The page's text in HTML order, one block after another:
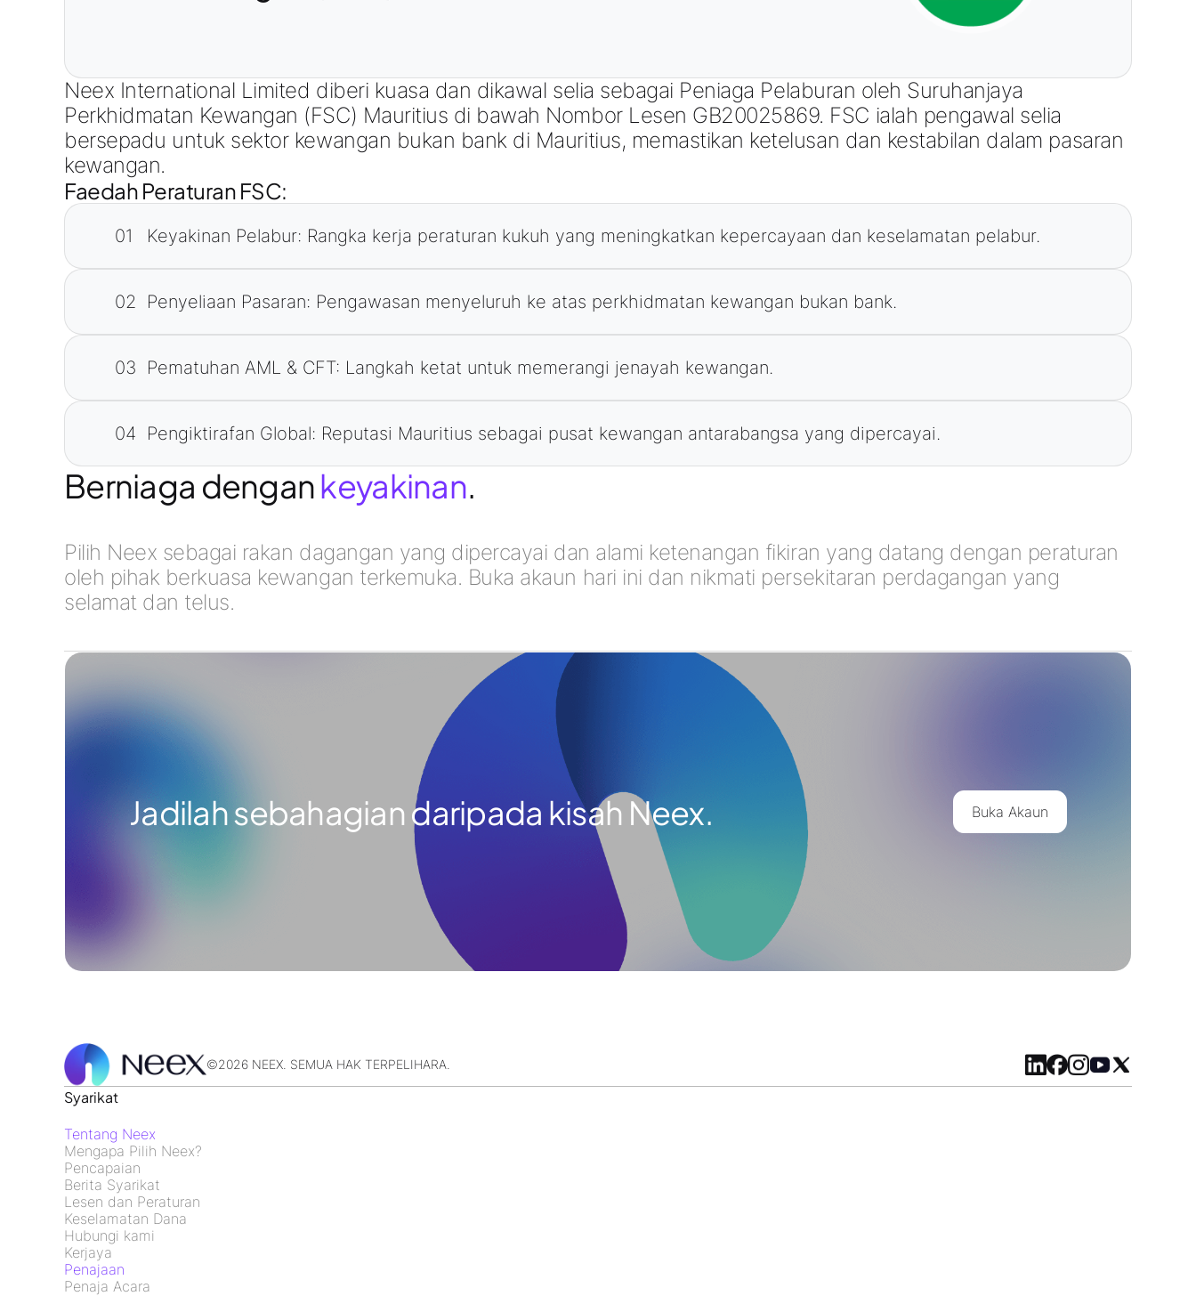
Neex International Limited diberi kuasa dan dikawal selia sebagai Peniaga Pelaburan oleh Suruhanjaya
Perkhidmatan Kewangan (FSC) Mauritius di bawah Nombor Lesen GB20025869. FSC ialah pengawal selia
bersepadu untuk sektor kewangan bukan bank di Mauritius, memastikan ketelusan dan kestabilan dalam pasaran
kewangan.
Faedah Peraturan FSC:
01 Keyakinan Pelabur: Rangka kerja peraturan kukuh yang meningkatkan kepercayaan dan keselamatan pelabur.
02 Penyeliaan Pasaran: Pengawasan menyeluruh ke atas perkhidmatan kewangan bukan bank.
03 Pematuhan AML & CFT: Langkah ketat untuk memerangi jenayah kewangan.
04 Pengiktirafan Global: Reputasi Mauritius sebagai pusat kewangan antarabangsa yang dipercayai.
Berniaga dengankeyakinan.
Pilih Neex sebagai rakan dagangan yang dipercayai dan alami ketenangan fikiran yang datang dengan peraturan
oleh pihak berkuasa kewangan terkemuka. Buka akaun hari ini dan nikmati persekitaran perdagangan yang
selamat dan telus.
Jadilah sebahagian daripada kisah Neex. Buka Akaun
©2026 NEEX. SEMUA HAK TERPELIHARA.
Syarikat
Tentang Neex
Mengapa Pilih Neex?
Pencapaian
Berita Syarikat
Lesen dan Peraturan
Keselamatan Dana
Hubungi kami
Kerjaya
Penajaan
Penaja Acara